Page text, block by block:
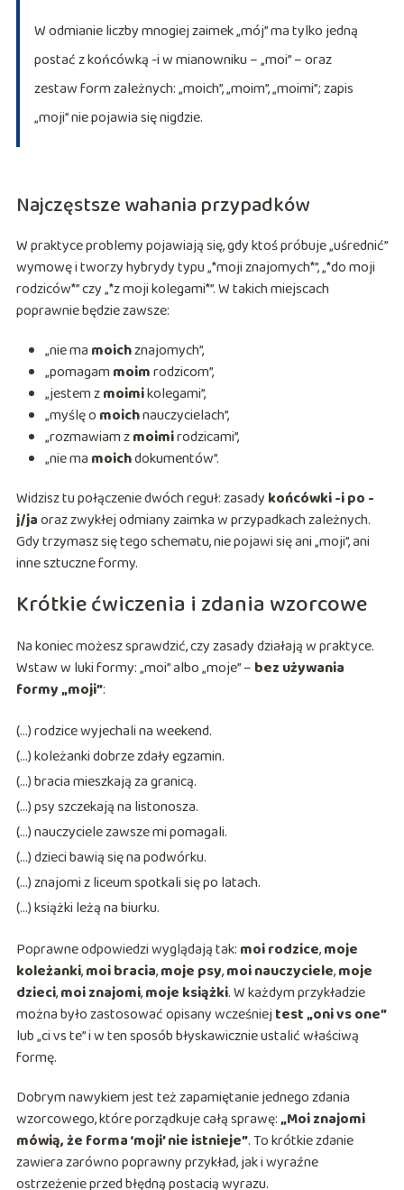
W odmianie liczby mnogiej zaimek „mój” ma tylko jedną
postać z końcówką -i w mianowniku – „moi” – oraz
zestaw form zależnych: „moich”, „moim”, „moimi”; zapis
„moji” nie pojawia się nigdzie.
Najczęstsze wahania przypadków
W praktyce problemy pojawiają się, gdy ktoś próbuje „uśrednić”
wymowę i tworzy hybrydy typu „*moji znajomych*”, „*do moji
rodziców*” czy „*z moji kolegami*”. W takich miejscach
poprawnie będzie zawsze:
„nie ma moichznajomych”,
„pomagammoimrodzicom”,
„jestem zmoimikolegami”,
„myślę o moichnauczycielach”,
„rozmawiam zmoimirodzicami”,
„nie ma moichdokumentów”.
Widzisz tu połączenie dwóch reguł: zasady końcówki -i po -
j/jaoraz zwykłej odmiany zaimka w przypadkach zależnych.
Gdy trzymasz się tego schematu, nie pojawi się ani „moji”, ani
inne sztuczne formy.
Krótkie ćwiczenia i zdania wzorcowe
Na koniec możesz sprawdzić, czy zasady działają w praktyce.
Wstaw w luki formy: „moi” albo „moje” – bez używania
formy „moji”:
(…) rodzice wyjechali na weekend.
(…) koleżanki dobrze zdały egzamin.
(…) bracia mieszkają za granicą.
(…) psy szczekają na listonosza.
(…) nauczyciele zawsze mi pomagali.
(…) dzieci bawią się na podwórku.
(…) znajomi z liceum spotkali się po latach.
(…) książki leżą na biurku.
Poprawne odpowiedzi wyglądają tak: moi rodzice,moje
koleżanki,moi bracia,moje psy,moi nauczyciele,moje
dzieci,moi znajomi,moje książki. W każdym przykładzie
można było zastosować opisany wcześniejtest „oni vs one”
lub „ci vs te” i w ten sposób błyskawicznie ustalić właściwą
formę.
Dobrym nawykiem jest też zapamiętanie jednego zdania
wzorcowego, które porządkuje całą sprawę:„Moi znajomi
mówią, że forma ‘moji’ nie istnieje”. To krótkie zdanie
zawiera zarówno poprawny przykład, jak i wyraźne
ostrzeżenie przed błędną postacią wyrazu.